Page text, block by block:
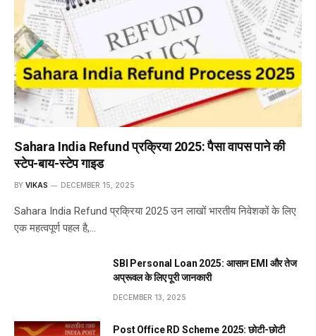
Sahara India Refund प्रक्रिया 2025: पैसा वापस पाने की
स्टेप-बाय-स्टेप गाइड
BY VIKAS DECEMBER 15, 2025
Sahara India Refund प्रक्रिया 2025 उन लाखों भारतीय निवेशकों के लिए
एक महत्वपूर्ण पहल है,…
SBI Personal Loan 2025: आसान EMI और तेज
अप्रूवल के लिए पूरी जानकारी
DECEMBER 13, 2025
Post Office RD Scheme 2025: छोटी-छोटी